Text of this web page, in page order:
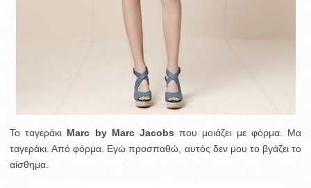
Το ταγεράκι Marc by Marc Jacobs που μοιάζει με φόρμα. Μα
ταγεράκι. Από φόρμα. Εγώ προσπαθώ, αυτός δεν μου το βγάζει το
αίσθημα.